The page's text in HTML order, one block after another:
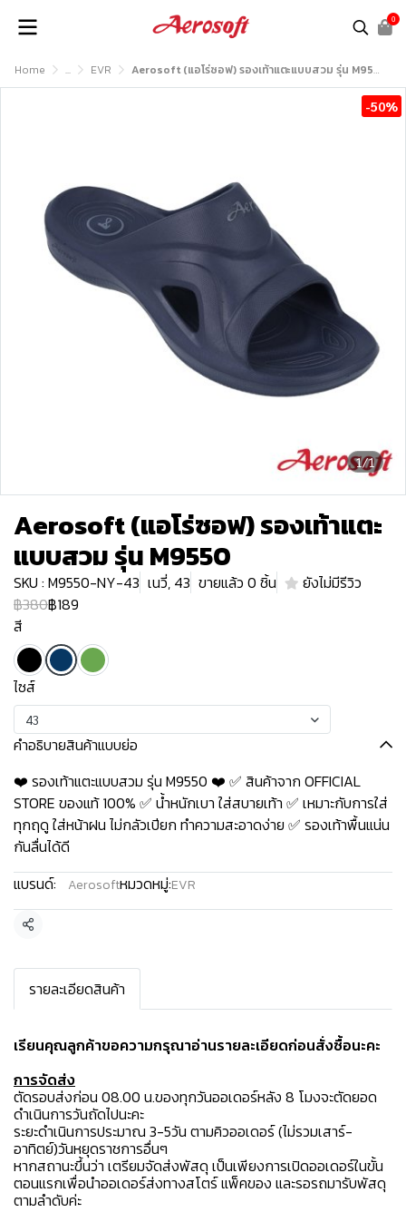
0
Home ... EVR Aerosoft (แอโร่ซอฟ) รองเท้าแตะแบบสวม รุ่น M9550
1/1
-50%
Aerosoft (แอโร่ซอฟ) รองเท้าแตะ
แบบสวม รุ่น M9550
SKU : M9550-NY-43 เนวี่, 43 ขายแล้ว 0 ชิ้น
ยังไม่มีรีวิว
฿380฿189
สี
ไซส์
43
คำอธิบายสินค้าแบบย่อ
❤️ รองเท้าแตะแบบสวม รุ่น M9550 ❤️ ✅ สินค้าจาก OFFICIAL
STORE ของแท้ 100% ✅ น้ำหนักเบา ใส่สบายเท้า ✅ เหมาะกับการใส่
ทุกฤดู ใส่หน้าฝน ไม่กลัวเปียก ทำความสะอาดง่าย ✅ รองเท้าพื้นแน่น
กันลื่นได้ดี
แบรนด์:
Aerosoftหมวดหมู่:EVR
แชร์
รายละเอียดสินค้า
เรียนคุณลูกค้าขอความกรุณาอ่านรายละเอียดก่อนสั่งซื้อนะคะ️
การจัดส่ง
ตัดรอบส่งก่อน 08.00 น.ของทุกวันออเดอร์หลัง 8 โมงจะตัดยอด
ดำเนินการวันถัดไปนะคะ
ระยะดำเนินการประมาณ 3-5วัน ตามคิวออเดอร์ (ไม่รวมเสาร์-
อาทิตย์)วันหยุดราชการอื่นๆ
หากสถานะขึ้นว่า เตรียมจัดส่งพัสดุ เป็นเพียงการเปิดออเดอร์ในขั้น
ตอนแรกเพื่อนำออเดอร์ส่งทางสโตร์ แพ็คของ และรอรถมารับพัสดุ
ตามลำดับค่ะ